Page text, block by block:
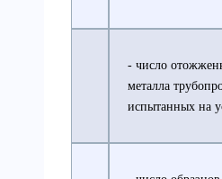
- число
металла
испытанных на